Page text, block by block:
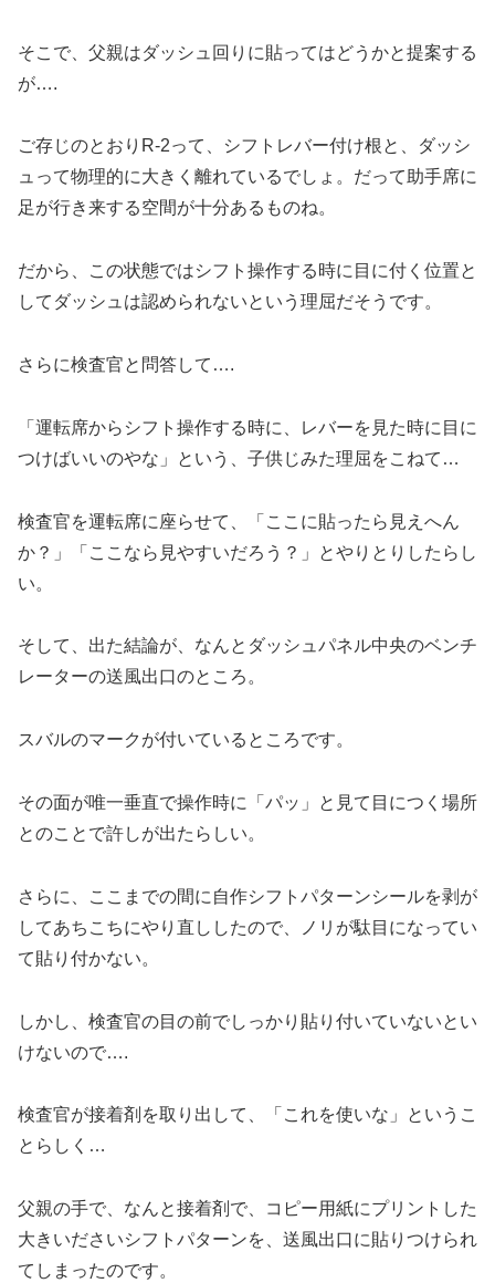
そこで、父親はダッシュ回りに貼ってはどうかと提案する
が….
ご存じのとおりR-2って、シフトレバー付け根と、ダッシ
ュって物理的に大きく離れているでしょ。だって助手席に
足が行き来する空間が十分あるものね。
だから、この状態ではシフト操作する時に目に付く位置と
してダッシュは認められないという理屈だそうです。
さらに検査官と問答して….
「運転席からシフト操作する時に、レバーを見た時に目に
つけばいいのやな」という、子供じみた理屈をこねて…
検査官を運転席に座らせて、「ここに貼ったら見えへん
か？」「ここなら見やすいだろう？」とやりとりしたらし
い。
そして、出た結論が、なんとダッシュパネル中央のベンチ
レーターの送風出口のところ。
スバルのマークが付いているところです。
その面が唯一垂直で操作時に「パッ」と見て目につく場所
とのことで許しが出たらしい。
さらに、ここまでの間に自作シフトパターンシールを剥が
してあちこちにやり直ししたので、ノリが駄目になってい
て貼り付かない。
しかし、検査官の目の前でしっかり貼り付いていないとい
けないので….
検査官が接着剤を取り出して、「これを使いな」というこ
とらしく…
父親の手で、なんと接着剤で、コピー用紙にプリントした
大きいださいシフトパターンを、送風出口に貼りつけられ
てしまったのです。